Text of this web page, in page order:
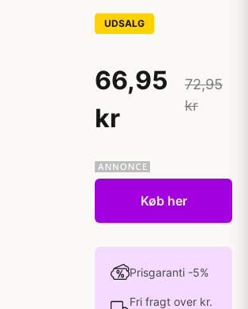
UDSALG
66,95
kr
72,95
kr
Køb her
Prisgaranti -5%
Fri fragt over kr.